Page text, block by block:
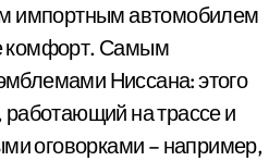
импортным автомобилем
комфорт. Самым
Ниссана: этого
работающий на трассе и
оговорками – например,